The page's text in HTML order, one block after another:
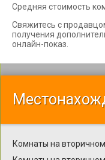
Средняя стоимость
Свяжитесь с
получения
онлайн-показ.
Комнаты на